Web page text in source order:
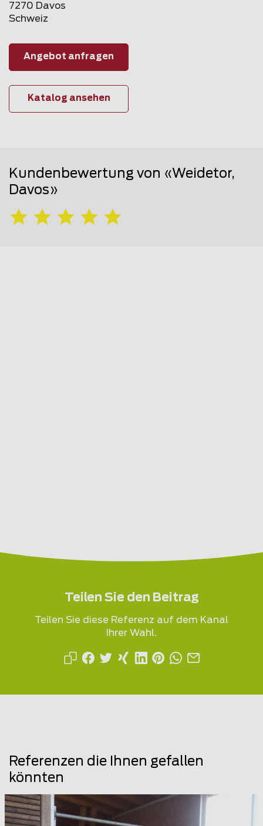
7270 Davos
Schweiz
Angebot anfragen
Katalog ansehen
Kundenbewertung von «Weidetor,
Davos»
Teilen Sie den Beitrag
Teilen Sie diese Referenz auf dem Kanal
Ihrer Wahl.
Referenzen die Ihnen gefallen
könnten